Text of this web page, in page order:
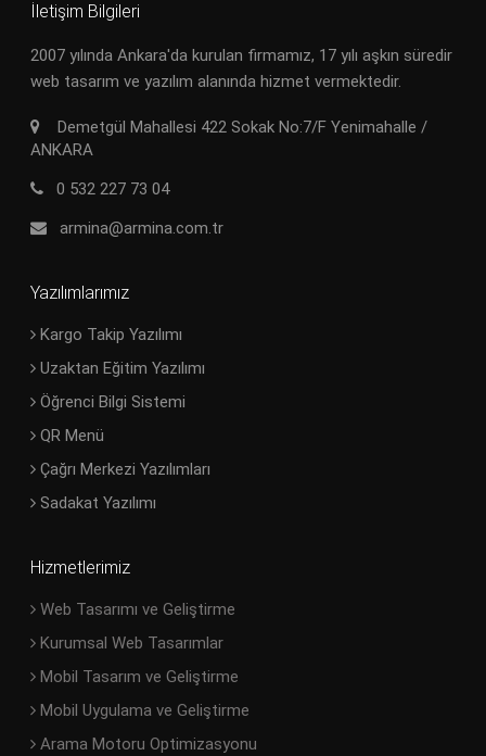
İletişim Bilgileri
2007 yılında Ankara'da kurulan firmamız, 17 yılı aşkın süredir
web tasarım ve yazılım alanında hizmet vermektedir.
Demetgül Mahallesi 422 Sokak No:7/F Yenimahalle /
ANKARA
0 532 227 73 04
armina@armina.com.tr
Yazılımlarımız
Kargo Takip Yazılımı
Uzaktan Eğitim Yazılımı
Öğrenci Bilgi Sistemi
QR Menü
Çağrı Merkezi Yazılımları
Sadakat Yazılımı
Hizmetlerimiz
Web Tasarımı ve Geliştirme
Kurumsal Web Tasarımlar
Mobil Tasarım ve Geliştirme
Mobil Uygulama ve Geliştirme
Arama Motoru Optimizasyonu